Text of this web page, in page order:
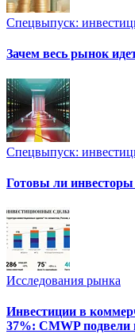
Спецвыпуск:
Зачем весь рынок
Спецвыпуск:
Готовы ли
Исследования рынка
Инвестиции в
37%: CMWP подвели